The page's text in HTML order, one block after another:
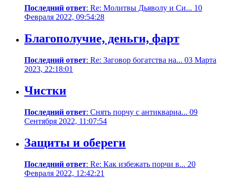
Последний ответ: Re: Молитвы Дьяволу и Си... 10
Февраля 2022, 09:54:28
Благополучие, деньги, фарт
Последний ответ: Re: Заговор богатства на... 03 Марта
2023, 22:18:01
Чистки
Последний ответ: Снять порчу с антиквариа... 09
Сентября 2022, 11:07:54
Защиты и обереги
Последний ответ: Re: Как избежать порчи в... 20
Февраля 2022, 12:42:21